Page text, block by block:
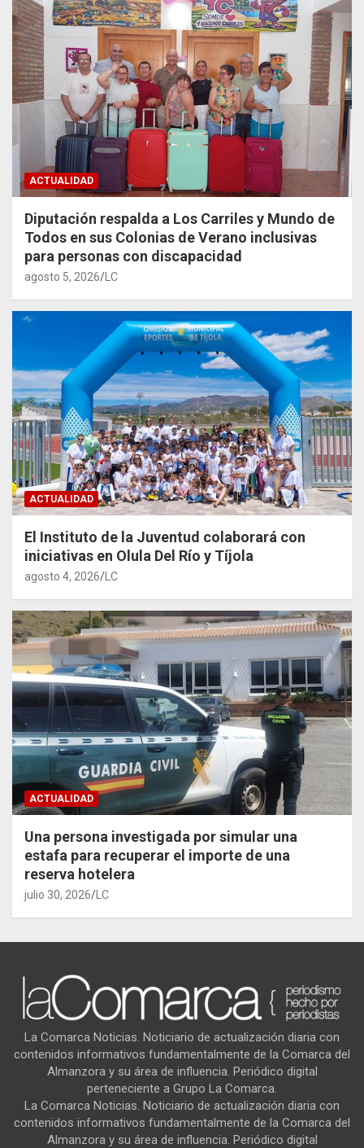
ACTUALIDAD
Diputación respalda a Los Carriles y Mundo de
Todos en sus Colonias de Verano inclusivas
para personas con discapacidad
agosto 5, 2026 LC
ACTUALIDAD
El Instituto de la Juventud colaborará con
iniciativas en Olula Del Río y Tíjola
agosto 4, 2026 LC
ACTUALIDAD
Una persona investigada por simular una
estafa para recuperar el importe de una
reserva hotelera
julio 30, 2026 LC
La Comarca Noticias. Noticiario de actualización diaria con
contenidos informativos fundamentalmente de la Comarca del
Almanzora y su área de influencia. Periódico digital
perteneciente a Grupo La Comarca.
La Comarca Noticias. Noticiario de actualización diaria con
contenidos informativos fundamentalmente de la Comarca del
Almanzora y su área de influencia. Periódico digital